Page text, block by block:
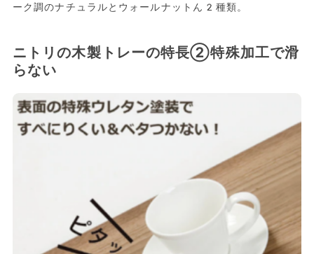
ーク調のナチュラルとウォールナットん2種類。
ニトリの木製トレーの特長②特殊加工で滑
らない